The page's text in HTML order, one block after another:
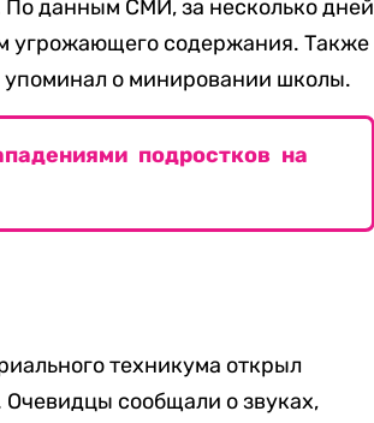
данным СМИ, за несколько дней
угрожающего содержания. Также
упоминал о минировании школы.
подростков на
техникума открыл
сообщали о звуках,